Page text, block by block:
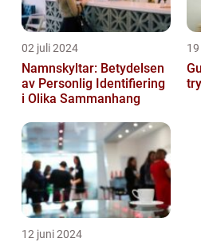
02 juli 2024
Namnskyltar: Betydelsen
av Personlig Identifiering
i Olika Sammanhang
12 juni 2024